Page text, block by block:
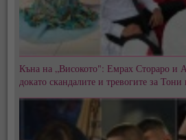
Къна на „Високото": Емрах Стораро и
докато скандалите и тревогите за Тони